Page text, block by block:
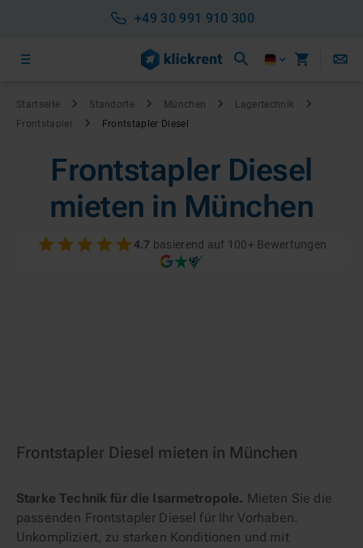
+49 30 991 910 300
Startseite Standorte München
Lagertechnik
Frontstapler
Frontstapler Diesel
Frontstapler Diesel
mieten in München
4.7 basierend auf 100+ Bewertungen
Frontstapler Diesel mieten in München
Starke Technik für die Isarmetropole. Mieten Sie die
passenden Frontstapler Diesel für Ihr Vorhaben.
Unkompliziert, zu starken Konditionen und mit